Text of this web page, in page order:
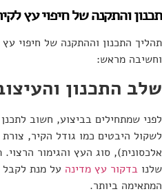
תכנון והתקנה של חיפוי עץ
תהליך התכנון וההתקנה של חיפוי
וחשיבה מראש:
שלב התכנון
לפני שמתחילים בביצוע, חשוב
לשקול היבטים כמו גודל הקיר,
אלכסונית), סוג העץ והגימור הרצוי.
שלנו בדקור עץ מדינה על מנת לקבל
המתאימה ביותר.